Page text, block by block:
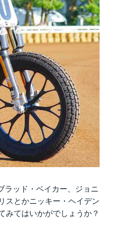
ラッド・ベイカー、ジョニ
スとかニッキー・ヘイデン
みてはいかがでしょうか？